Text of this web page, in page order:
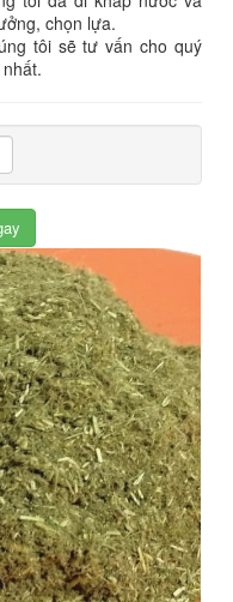
chọn lựa.
tôi sẽ tư vấn cho quý